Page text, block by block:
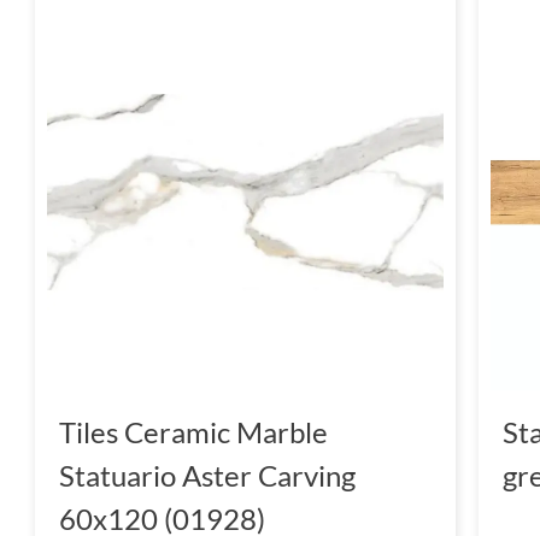
Tiles Ceramic Marble
Statuario Aster Carving
60x120 (01928)